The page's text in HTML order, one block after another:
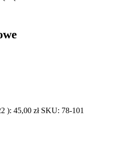
): 45,00 zł SKU: 78-101